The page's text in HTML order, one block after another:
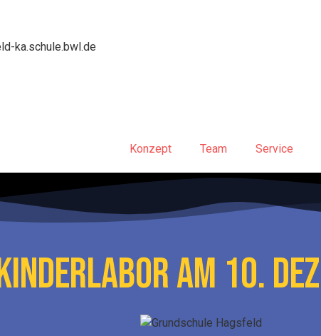
ka.schule.bwl.de
Konzept Team Service
AM 10.